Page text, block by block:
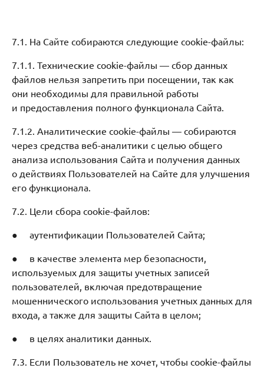
7.1. На Сайте собираются следующие cookie-файлы:
7.1.1. Технические сookie-файлы — сбор данных
файлов нельзя запретить при посещении, так как
они необходимы для правильной работы
и предоставления полного функционала Сайта.
7.1.2. Аналитические cookie-файлы — собираются
через средства веб-аналитики с целью общего
анализа использования Сайта и получения данных
о действиях Пользователей на Сайте для улучшения
его функционала.
7.2. Цели сбора cookie-файлов:
● аутентификации Пользователей Сайта;
● в качестве элемента мер безопасности,
используемых для защиты учетных записей
пользователей, включая предотвращение
мошеннического использования учетных данных для
входа, а также для защиты Сайта в целом;
● в целях аналитики данных.
7.3. Если Пользователь не хочет, чтобы cookie-файлы